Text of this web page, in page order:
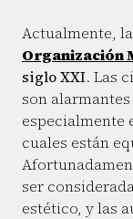
Actualmente, la
Organización
siglo XXI. Las
son
especialmente
cuales están
ser
estético, y las